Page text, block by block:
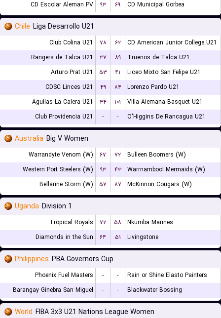
CD Escolar Aleman PV ۹۳ ۶۹ CD Municipal Gorbea
Chile Liga Desarrollo U21
Club Colina U21 ۷۸ ۶۲
CD American Junior College U21
Rangers de Talca U21
۳۷ ۸۹
Truenos de Talca U21
Arturo Prat U21
۵۳ ۴۱
Liceo Mixto San Felipe U21
CDSC Linces U21
۴۹ ۸۴
Lorenzo Pardo U21
Aguilas La Calera U21
۳۴ ۱۰۱
Villa Alemana Basquet U21
Club Providencia U21
- - O'Higgins De Rancagua U21
Australia Big V Women
Warrandyte Venom (W) ۶۷ ۷۲
Bulleen Boomers (W)
Western Port Steelers (W)
۹۳ ۴۳
Warrnambool Mermaids (W)
Bellarine Storm (W)
۵۷ ۸۷ McKinnon Cougars (W)
Uganda Division 1
Tropical Royals ۷۲ ۵۸
Nkumba Marines
Diamonds in the Sun
۶۴ ۵۱ Livingstone
Philippines PBA Governors Cup
Phoenix Fuel Masters - -
Rain or Shine Elasto Painters
Barangay Ginebra San Miguel
- - Blackwater Bossing
World FIBA 3x3 U21 Nations League Women